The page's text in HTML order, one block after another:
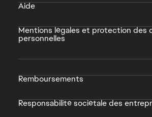
Aide
Mentions légales et protection des
personnelles
Remboursements
Responsabilité sociétale des